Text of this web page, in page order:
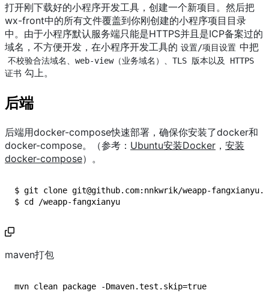
打开刚下载好的小程序开发工具，创建一个新项目。然后把
wx-front中的所有文件覆盖到你刚创建的小程序项目目录
中。由于小程序默认服务端只能是HTTPS并且是ICP备案过的
域名，不方便开发，在小程序开发工具的 设置/项目设置 中把
不校验合法域名、web-view（业务域名）、TLS 版本以及 HTTPS
证书 勾上。
后端
后端用docker-compose快速部署，确保你安装了docker和
docker-compose。（参考： Ubuntu安装Docker ， 安装
docker-compose）。
$ git clone git@github.com:nnkwrik/weapp-
$ cd /weapp-fangxianyu
maven打包
mvn clean package -Dmaven.test.skip=true